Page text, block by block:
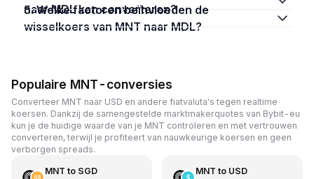
naar MDL kan converteren?
5. Welke factoren beïnvloeden de
wisselkoers van MNT naar MDL?
Populaire MNT-conversies
Converteer MNT naar USD en andere fiatvaluta's tegen realtime
koersen. Dankzij de samengestelde marktmakerquotes van Bybit-eu
kun je de huidige waarde van je MNT controleren en met vertrouwen
converteren, terwijl je profiteert van nauwkeurige koersen en geen
verborgen spreads.
MNT to SGD MNT to USD